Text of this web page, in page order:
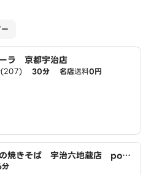
ラ 京都宇治店
(207) 30分 名店送料0円
焼きそば 宇治六地蔵店 pow
by LAWSON